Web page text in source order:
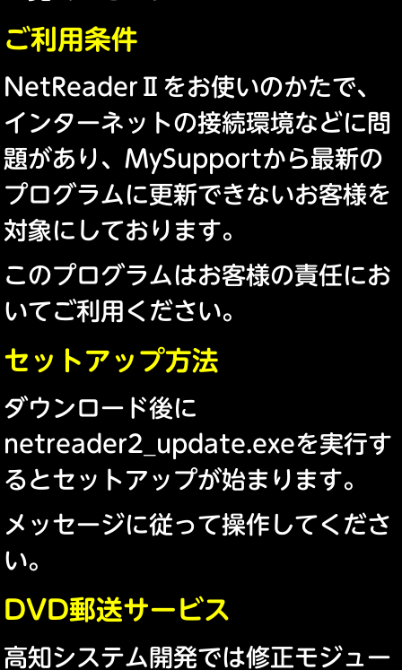
ご利用条件
NetReaderⅡをお使いのかたで、
インターネットの接続環境などに問
題があり、MySupportから最新の
プログラムに更新できないお客様を
対象にしております。
このプログラムはお客様の責任にお
いてご利用ください。
セットアップ方法
ダウンロード後に
netreader2_update.exeを実行す
るとセットアップが始まります。
メッセージに従って操作してくださ
い。
DVD郵送サービス
高知システム開発では修正モジュー